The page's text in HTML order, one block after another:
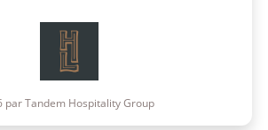
par Tandem Hospitality Group